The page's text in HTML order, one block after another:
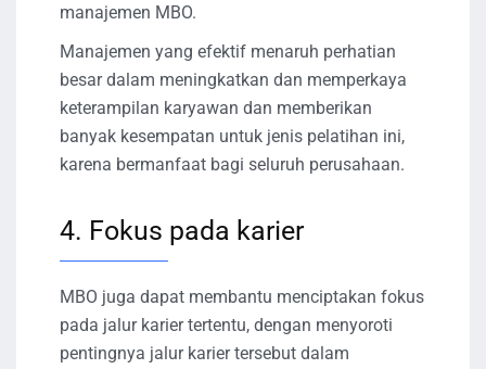
manajemen MBO.
Manajemen yang efektif menaruh perhatian
besar dalam meningkatkan dan memperkaya
keterampilan karyawan dan memberikan
banyak kesempatan untuk jenis pelatihan ini,
karena bermanfaat bagi seluruh perusahaan.
4. Fokus pada karier
MBO juga dapat membantu menciptakan fokus
pada jalur karier tertentu, dengan menyoroti
pentingnya jalur karier tersebut dalam